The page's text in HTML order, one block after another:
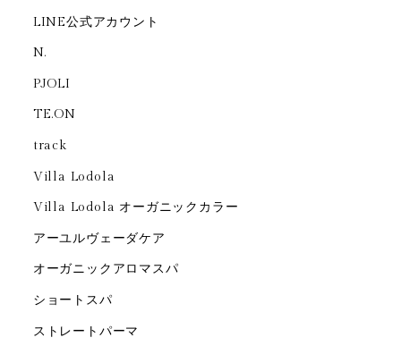
LINE公式アカウント
N.
PJOLI
TE.ON
track
Villa Lodola
Villa Lodola オーガニックカラー
アーユルヴェーダケア
オーガニックアロマスパ
ショートスパ
ストレートパーマ